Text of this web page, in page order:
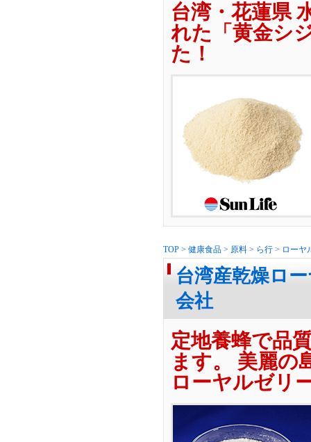
台湾・花蓮県
れた「黄金シ
た！
TOP > 健康食品 > 原料 > ら行 > ローヤ
台湾産乾燥ロ
会社
定地養蜂で品
ます。 美麗の
ローヤルゼリ